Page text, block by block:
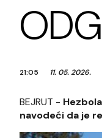
21:05 11. 05. 2026.
BEJRUT -
navodeći da je